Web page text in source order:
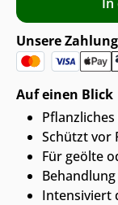
Unsere
Auf einen Blick
Schützt vor
Für geölte
Intensiviert